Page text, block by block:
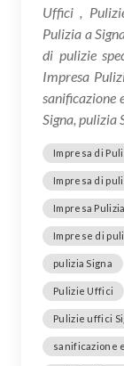
Uffici ,
Pulizia a
di pulizie
Impresa
sanificazione
Signa, pulizia
Impresa di
Impresa di
Impresa
Imprese di
pulizia Signa
Pulizie Uffici
Pulizie uffici
sanificazione